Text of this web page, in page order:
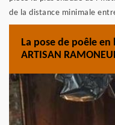
de la distance minimale
La pose de poêle en
ARTISAN